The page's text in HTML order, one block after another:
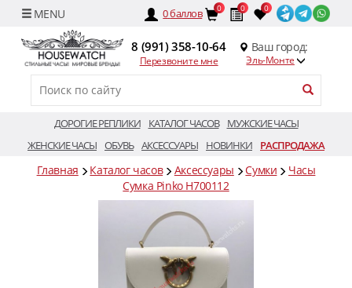
0баллов 0 0 0
8 (991) 358-10-64
Перезвоните мне
Ваш город:
Эль-Монте
ДОРОГИЕ РЕПЛИКИ КАТАЛОГ ЧАСОВ
МУЖСКИЕ ЧАСЫ
ЖЕНСКИЕ ЧАСЫ ОБУВЬ АКСЕССУАРЫ НОВИНКИ РАСПРОДАЖА
Главная Каталог часов Аксессуары Сумки
Часы
Сумка Pinko H700112